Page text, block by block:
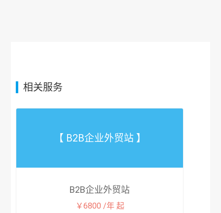
相关服务
【 B2B企业外贸站 】
B2B企业外贸站
￥6800 /年 起